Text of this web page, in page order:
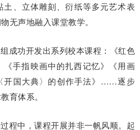
、立体雕刻、衍纸等多元艺术表
无声地融入课堂教学。
成功开发出系列校本课程：《红色
手指映画中的扎西记忆》《用画
国大典〉的创作手法》……逐步
育体系。
程中，课程开展并非一帆风顺。起